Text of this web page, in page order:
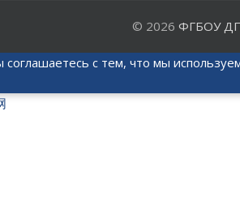
© 2026 ФГБОУ
соглашаетесь с тем, что мы